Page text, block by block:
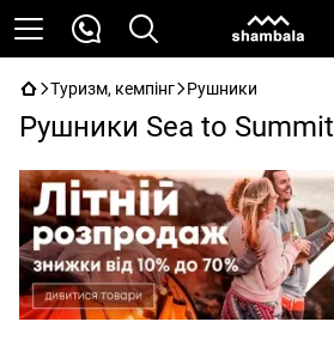
Туризм, кемпінг Рушники
Рушники Sea to Summit